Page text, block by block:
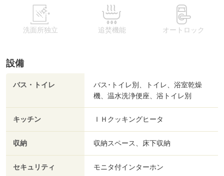
洗面所独立 追焚機能 オートロック
設備
バス・トイレ
バス･トイレ別、トイレ、浴室乾燥
機、温水洗浄便座、浴トイレ別
キッチン ＩＨクッキングヒータ
収納 収納スペース、床下収納
セキュリティ モニタ付インターホン